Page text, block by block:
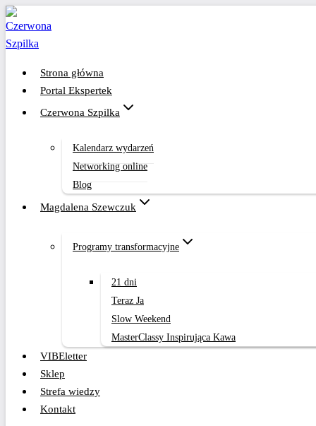
Przejdź
do
treści
Strona główna
Portal Ekspertek
Czerwona Szpilka
Kalendarz wydarzeń
Networking online
Blog
Magdalena Szewczuk
Programy transformacyjne
21 dni
Teraz Ja
Slow Weekend
MasterClassy Inspirująca Kawa
VIBEletter
Sklep
Strefa wiedzy
Kontakt